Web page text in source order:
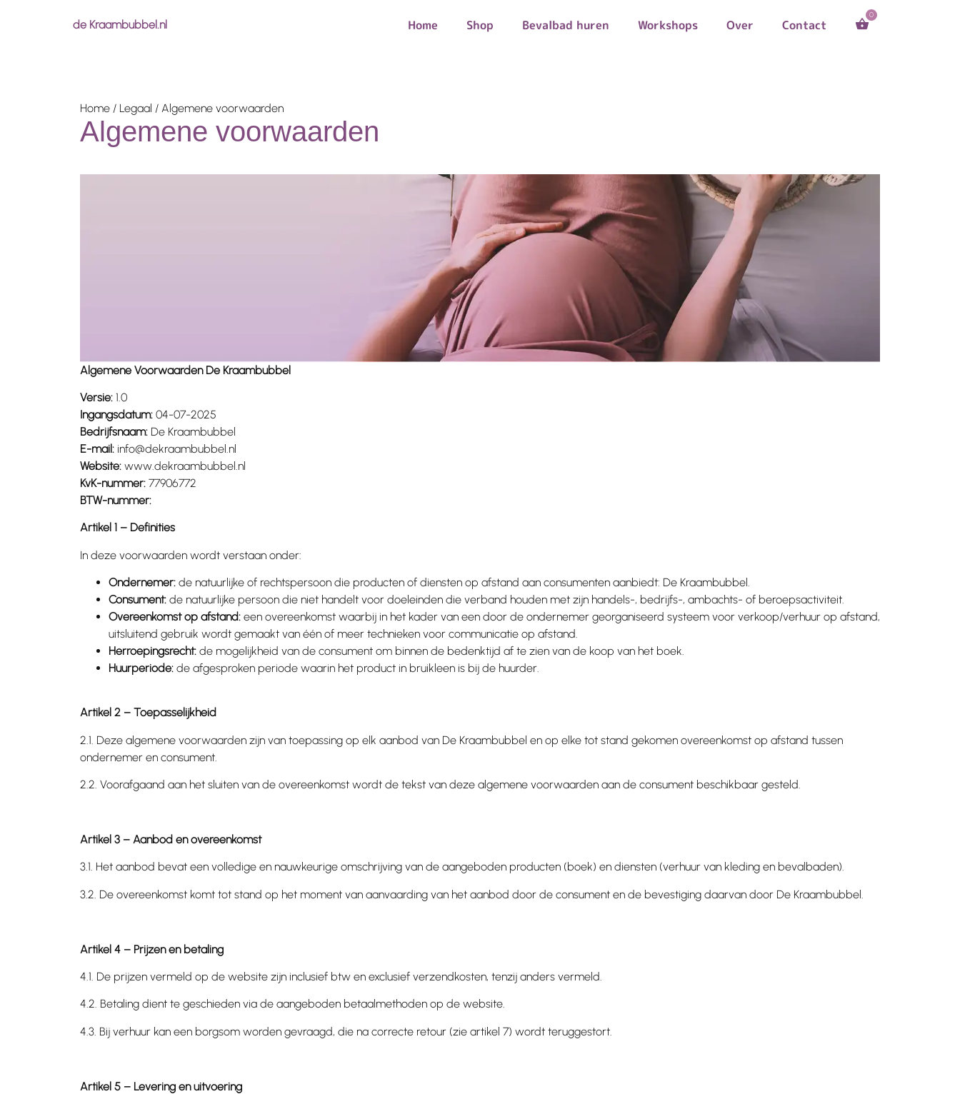
de Kraambubbel.nl Home Shop Bevalbad huren Workshops Over Contact
Home / Legaal / Algemene voorwaarden
Algemene voorwaarden
Algemene Voorwaarden De Kraambubbel
Versie: 1.0
Ingangsdatum: 04-07-2025
Bedrijfsnaam: De Kraambubbel
E-mail: info@dekraambubbel.nl
Website: www.dekraambubbel.nl
KvK-nummer: 77906772
BTW-nummer:
Artikel 1 – Definities
In deze voorwaarden wordt verstaan onder:
Ondernemer: de natuurlijke of rechtspersoon die producten of diensten op afstand aan consumenten aanbiedt: De Kraambubbel.
Consument: de natuurlijke persoon die niet handelt voor doeleinden die verband houden met zijn handels-, bedrijfs-, ambachts- of beroepsactiviteit.
Overeenkomst op afstand: een overeenkomst waarbij in het kader van een door de ondernemer georganiseerd systeem voor verkoop/verhuur op afstand,
uitsluitend gebruik wordt gemaakt van één of meer technieken voor communicatie op afstand.
Herroepingsrecht: de mogelijkheid van de consument om binnen de bedenktijd af te zien van de koop van het boek.
Huurperiode: de afgesproken periode waarin het product in bruikleen is bij de huurder.
Artikel 2 – Toepasselijkheid
2.1. Deze algemene voorwaarden zijn van toepassing op elk aanbod van De Kraambubbel en op elke tot stand gekomen overeenkomst op afstand tussen
ondernemer en consument.
2.2. Voorafgaand aan het sluiten van de overeenkomst wordt de tekst van deze algemene voorwaarden aan de consument beschikbaar gesteld.
Artikel 3 – Aanbod en overeenkomst
3.1. Het aanbod bevat een volledige en nauwkeurige omschrijving van de aangeboden producten (boek) en diensten (verhuur van kleding en bevalbaden).
3.2. De overeenkomst komt tot stand op het moment van aanvaarding van het aanbod door de consument en de bevestiging daarvan door De Kraambubbel.
Artikel 4 – Prijzen en betaling
4.1. De prijzen vermeld op de website zijn inclusief btw en exclusief verzendkosten, tenzij anders vermeld.
4.2. Betaling dient te geschieden via de aangeboden betaalmethoden op de website.
4.3. Bij verhuur kan een borgsom worden gevraagd, die na correcte retour (zie artikel 7) wordt teruggestort.
Artikel 5 – Levering en uitvoering